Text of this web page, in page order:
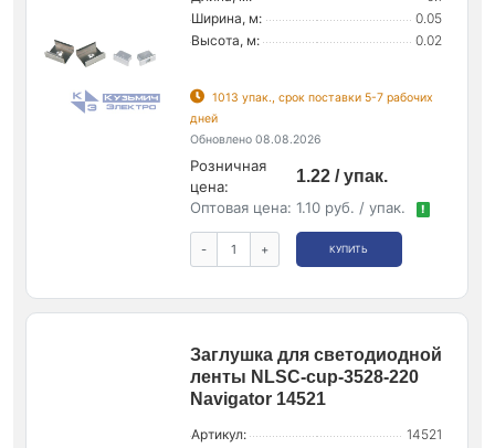
Ширина, м:
0.05
Высота, м:
0.02
1013 упак., срок поставки 5-7 рабочих
дней
Обновлено 08.08.2026
Розничная
цена:
1.22 / упак.
Оптовая цена: 1.10 руб. / упак. !
- + КУПИТЬ
Заглушка для светодиодной
ленты NLSC-cup-3528-220
Navigator 14521
Артикул:
14521